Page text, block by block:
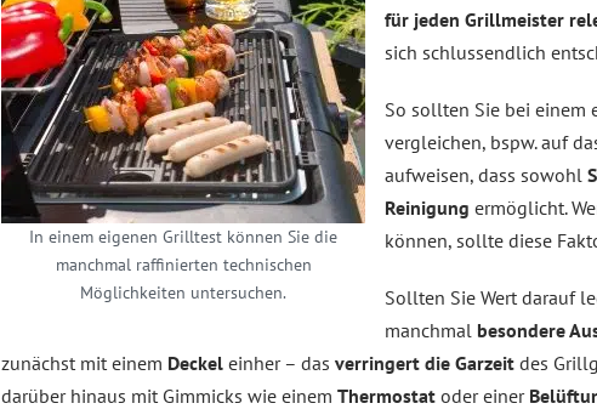
In einem eigenen Grilltest können Sie die
manchmal raffinierten technischen
Möglichkeiten untersuchen.
für jeden Grillmeister
sich schlussendlich
So sollten Sie bei einem
vergleichen, bspw. auf
aufweisen, dass sowohl
Reinigung ermöglicht.
können, sollte diese
Sollten Sie Wert darauf
manchmal besondere
zunächst mit einem Deckel einher – das verringert die Garzeit des
darüber hinaus mit Gimmicks wie einem Thermostat oder einer